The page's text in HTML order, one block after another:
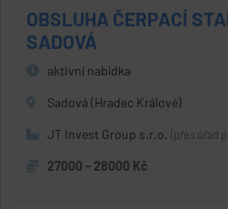
OBSLUHA ČERPACÍ
SADOVÁ
aktivní nabídka
Sadová (Hradec Králové)
JT Invest Group s.r.o. (přes úřad
27000 - 28000 Kč